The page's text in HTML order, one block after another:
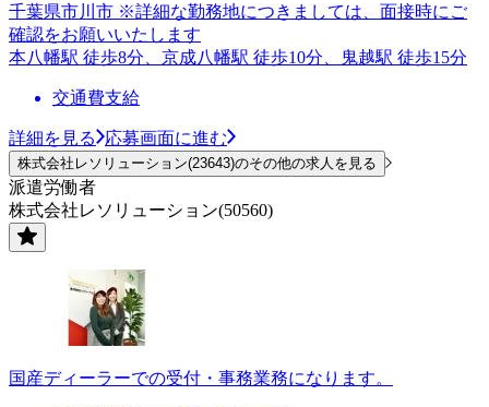
千葉県市川市 ※詳細な勤務地につきましては、面接時にご
確認をお願いいたします
本八幡駅 徒歩8分、京成八幡駅 徒歩10分、鬼越駅 徒歩15分
交通費支給
詳細を見る 応募画面に進む
株式会社レソリューション(23643)のその他の求人を見る
派遣労働者
株式会社レソリューション(50560)
国産ディーラーでの受付・事務業務になります。